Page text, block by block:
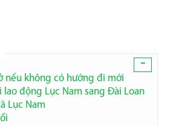
-
nếu không có hướng đi mới
động Lục Nam sang Đài Loan
Lục Nam